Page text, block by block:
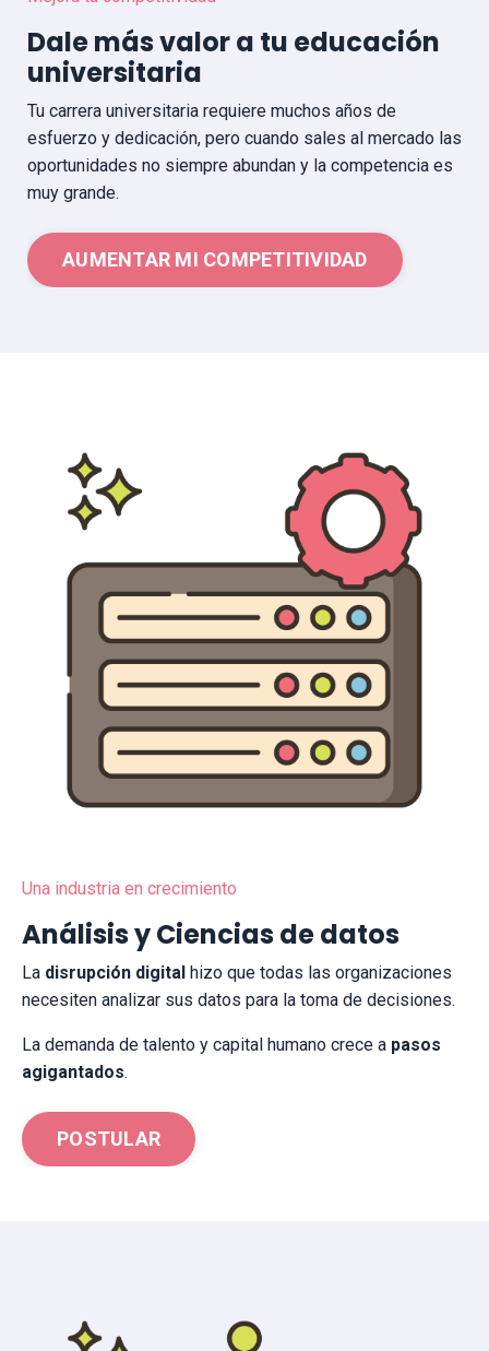
Dale más valor a tu educación
universitaria
Tu carrera universitaria requiere muchos años de
esfuerzo y dedicación, pero cuando sales al mercado las
oportunidades no siempre abundan y la competencia es
muy grande.
AUMENTAR MI COMPETITIVIDAD
Una industria en crecimiento
Análisis y Ciencias de datos
La disrupción digital hizo que todas las organizaciones
necesiten analizar sus datos para la toma de decisiones.
La demanda de talento y capital humano crece a pasos
agigantados.
POSTULAR